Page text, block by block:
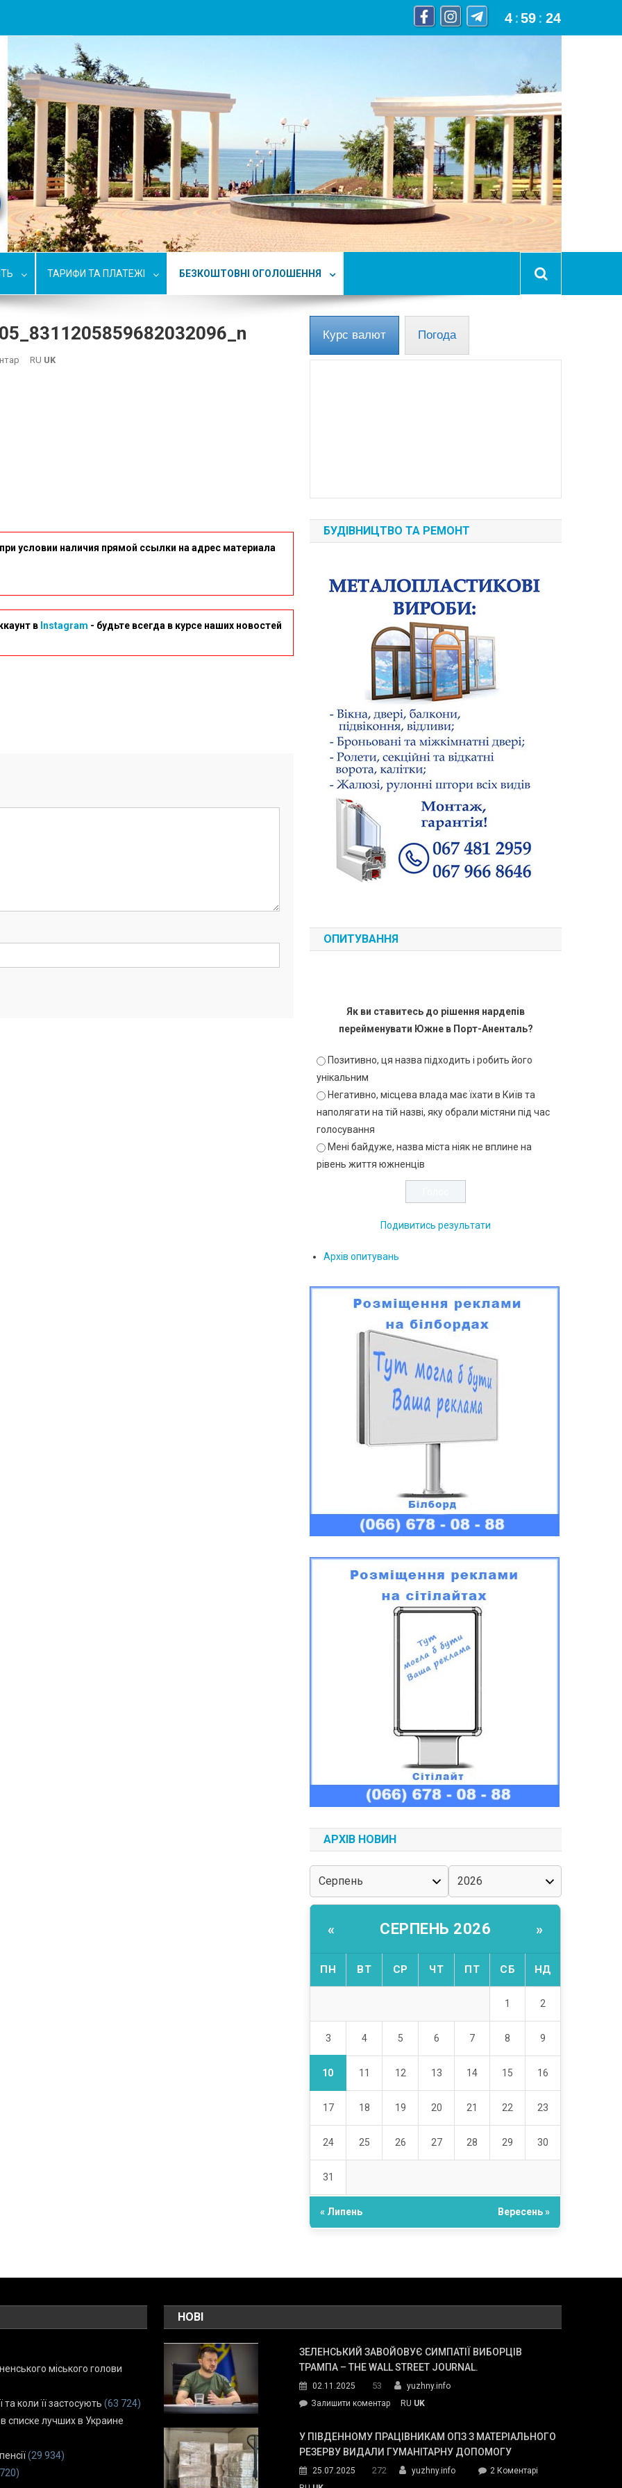
4 :59 : 25
ТАРИФИ ТА ПЛАТЕЖІ БЕЗКОШТОВНІ ОГОЛОШЕННЯ
RU UK
условии наличия прямой ссылки на адрес материала
в Instagram - будьте всегда в курсе наших новостей
Курс валют Погода
БУДІВНИЦТВО ТА РЕМОНТ
ОПИТУВАННЯ
Як ви ставитесь до рішення нардепів
перейменувати Южне в Порт-Аненталь?
Позитивно, ця назва підходить і робить його
унікальним
Негативно, місцева влада має їхати в Київ та
наполягати на тій назві, яку обрали містяни під час
голосування
Мені байдуже, назва міста ніяк не вплине на
рівень життя южненців
Подивитись результати
Архів опитувань
АРХІВ НОВИН
« СЕРПЕНЬ 2026 »
ПН ВТ СР ЧТ ПТ СБ НД
1 2
3 4 5 6 7 8 9
10 11 12 13 14 15 16
17 18 19 20 21 22 23
24 25 26 27 28 29 30
31
« Липень Вересень »
міського голови
коли її застосують (63 724)
списке лучших в Украине
(29 934)
НОВІ
ЗЕЛЕНСЬКИЙ ЗАВОЙОВУЄ СИМПАТІЇ ВИБОРЦІВ
ТРАМПА – THE WALL STREET JOURNAL.
02.11.2025 53
yuzhny.info
Залишити коментарon
завойовує
симпатії
Трампа
RU UK
У ПІВДЕННОМУ ПРАЦІВНИКАМ ОПЗ З МАТЕРІАЛЬНОГО
РЕЗЕРВУ ВИДАЛИ ГУМАНІТАРНУ ДОПОМОГУ
25.07.2025 272 yuzhny.info 2 Коментарідо